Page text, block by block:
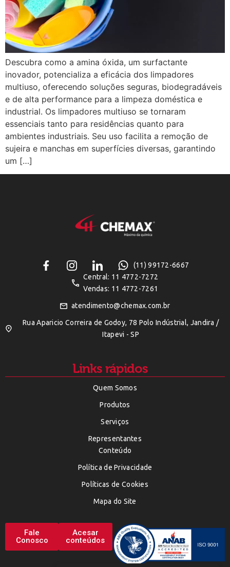
Descubra como a amina óxida, um surfactante
inovador, potencializa a eficácia dos limpadores
multiuso, oferecendo soluções seguras, biodegradáveis
e de alta performance para a limpeza doméstica e
industrial. Os limpadores multiuso se tornaram
essenciais tanto para residências quanto para
ambientes industriais. Seu uso facilita a remoção de
sujeira e manchas em superfícies diversas, garantindo
um […]
(11) 99172-6667
Central: 11 4772-7272
Vendas: 11 4772-7261
atendimento@chemax.com.br
Rua Aparicio Correira de Godoy, 78 Polo Indústrial, Jandira /
Itapevi - SP
Links rápidos
Quem Somos
Produtos
Serviços
Representantes
Conteúdo
Política de Privacidade
Políticas de Cookies
Mapa do Site
Fale
Conosco
Acesar
conteúdos